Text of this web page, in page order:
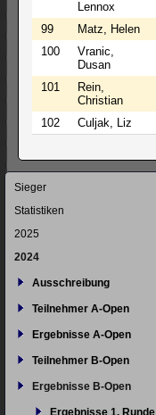
Lennox
99 Matz, Helen
100
Vranic,
Dusan
101
Rein,
Christian
102 Culjak, Liz
Navigation
Sieger
Statistiken
2025
2024
Ausschreibung
Teilnehmer A-Open
Ergebnisse A-Open
Teilnehmer B-Open
Ergebnisse B-Open
Ergebnisse 1. Runde